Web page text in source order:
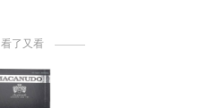
看了又看